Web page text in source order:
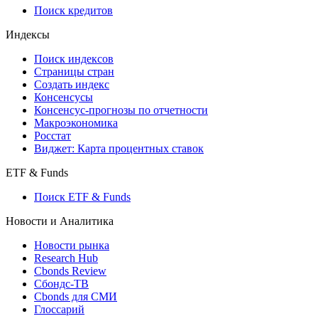
Поиск кредитов
Индексы
Поиск индексов
Страницы стран
Создать индекс
Консенсусы
Консенсус-прогнозы по отчетности
Макроэкономика
Росстат
Виджет: Карта процентных ставок
ETF & Funds
Поиск ETF & Funds
Новости и Аналитика
Новости рынка
Research Hub
Cbonds Review
Сбондс-ТВ
Cbonds для СМИ
Глоссарий